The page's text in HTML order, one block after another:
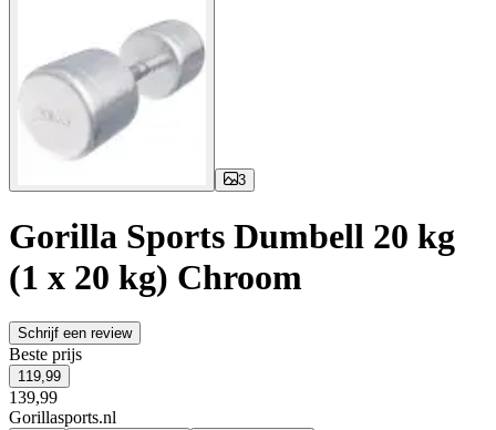
3
Gorilla Sports Dumbell 20 kg
(1 x 20 kg) Chroom
Schrijf een review
Beste prijs
119,99
139,99
Gorillasports.nl